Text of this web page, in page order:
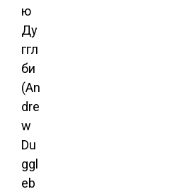
ю
Ду
ггл
би
(An
dre
w
Du
ggl
eb